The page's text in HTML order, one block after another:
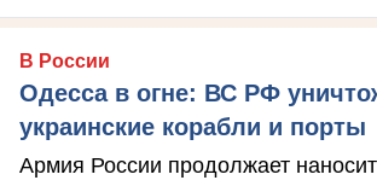
В России
Одесса в огне: ВС РФ
украинские корабли и порты
Армия России продолжает